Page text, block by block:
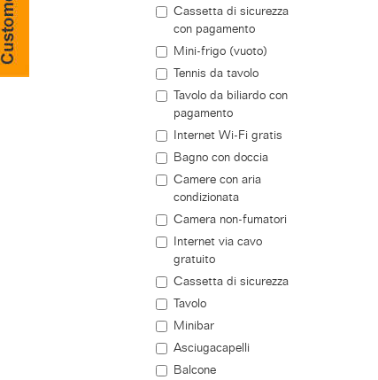
Cassetta di sicurezza
con pagamento
Mini-frigo (vuoto)
Tennis da tavolo
Tavolo da biliardo con
pagamento
Internet Wi-Fi gratis
Bagno con doccia
Camere con aria
condizionata
Camera non-fumatori
Internet via cavo
gratuito
Cassetta di sicurezza
Tavolo
Minibar
Asciugacapelli
Balcone